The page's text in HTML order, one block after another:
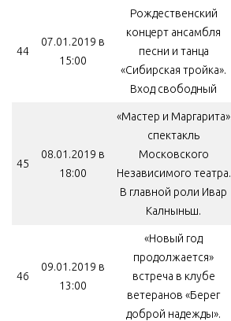
44
07.01.2019 в
15:00
Рождественский
концерт ансамбля
песни и танца
«Сибирская тройка».
Вход свободный
45
08.01.2019 в
18:00
«Мастер и Маргарита»
спектакль
Московского
Независимого театра.
В главной роли Ивар
Калныньш.
46
09.01.2019 в
13:00
«Новый год
продолжается»
встреча в клубе
ветеранов «Берег
доброй надежды».